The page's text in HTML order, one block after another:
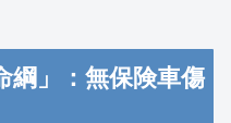
」：無保険車傷